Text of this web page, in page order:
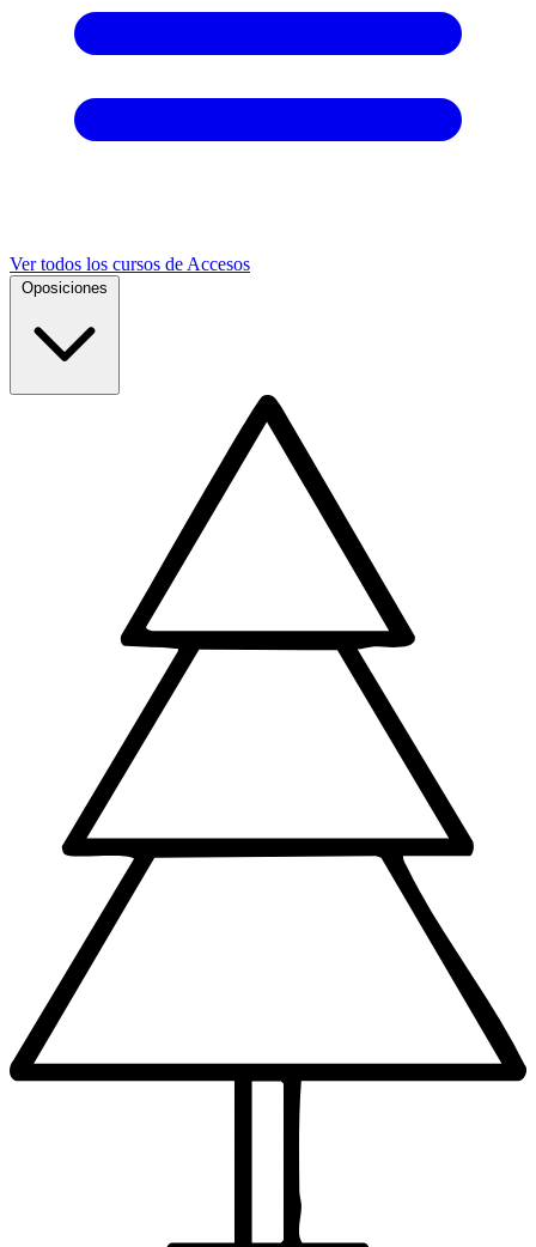
Ver todos los cursos de Accesos
Oposiciones